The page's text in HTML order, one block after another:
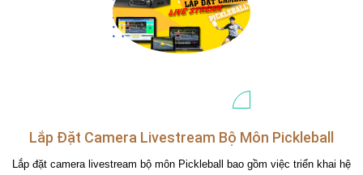
Lắp Đặt Camera Livestream Bộ Môn Pickleball
Lắp đặt camera livestream bộ môn Pickleball bao gồm việc triển khai hệ